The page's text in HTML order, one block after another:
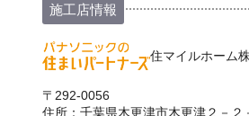
施工店情報
住マイルホーム
〒292-0056
住所：千葉県木更津市木更津２－